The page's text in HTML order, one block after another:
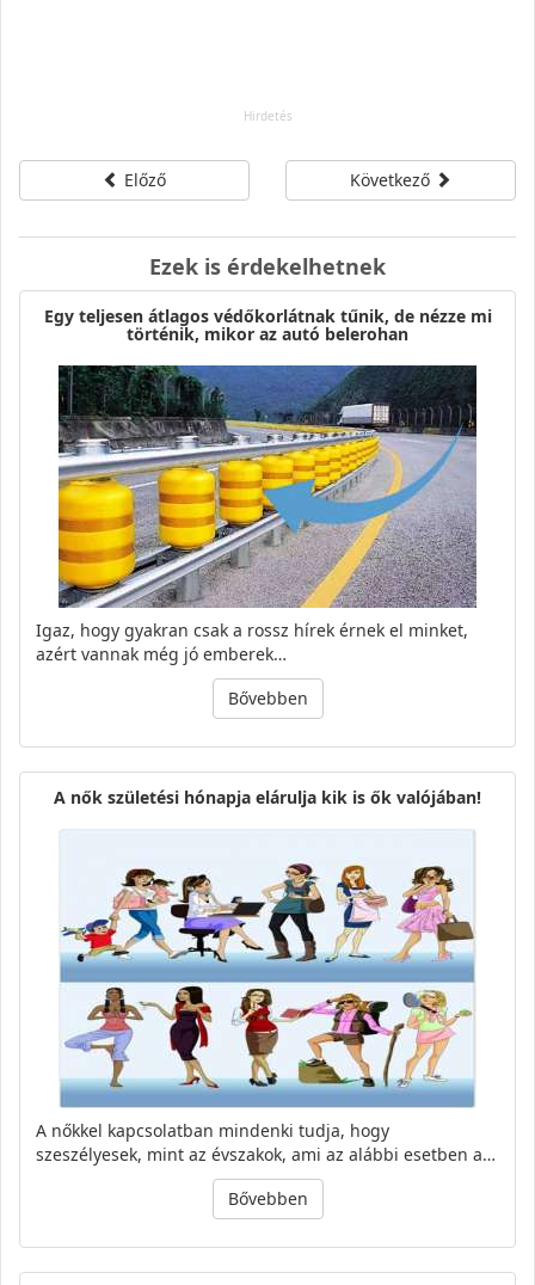
Előző Következő
Ezek is érdekelhetnek
Egy teljesen átlagos védőkorlátnak tűnik, de nézze mi
történik, mikor az autó belerohan
Igaz, hogy gyakran csak a rossz hírek érnek el minket,
azért vannak még jó emberek…
Bővebben
A nők születési hónapja elárulja kik is ők valójában!
A nőkkel kapcsolatban mindenki tudja, hogy
szeszélyesek, mint az évszakok, ami az alábbi esetben a…
Bővebben